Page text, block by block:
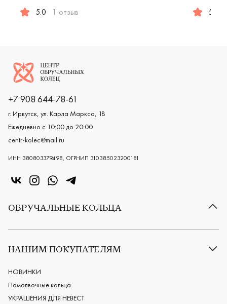
5.0 1 отзыв Женские, парные, белое 5.0
Логотип компании
+7 908 644-78-61
г. Иркутск, ул. Карла Маркса, 18
Ежедневно с 10:00 до 20:00
centr-kolec@mail.ru
ИНН 380803379498, ОГРНИП 310385023200181
«Центр колец» в VK
«Центр колец» в Instagram
«Центр колец» в Whatsapp
«Центр колец» в Telegram
ОБРУЧАЛЬНЫЕ КОЛЬЦА
Все обручальные кольца
Европейские обручальные кольца
Мужские обручальные кольца
Женские обручальные кольца
Обручальные кольца из платины
НАШИМ ПОКУПАТЕЛЯМ
НОВИНКИ
Помолвочные кольца
УКРАШЕНИЯ ДЛЯ НЕВЕСТ